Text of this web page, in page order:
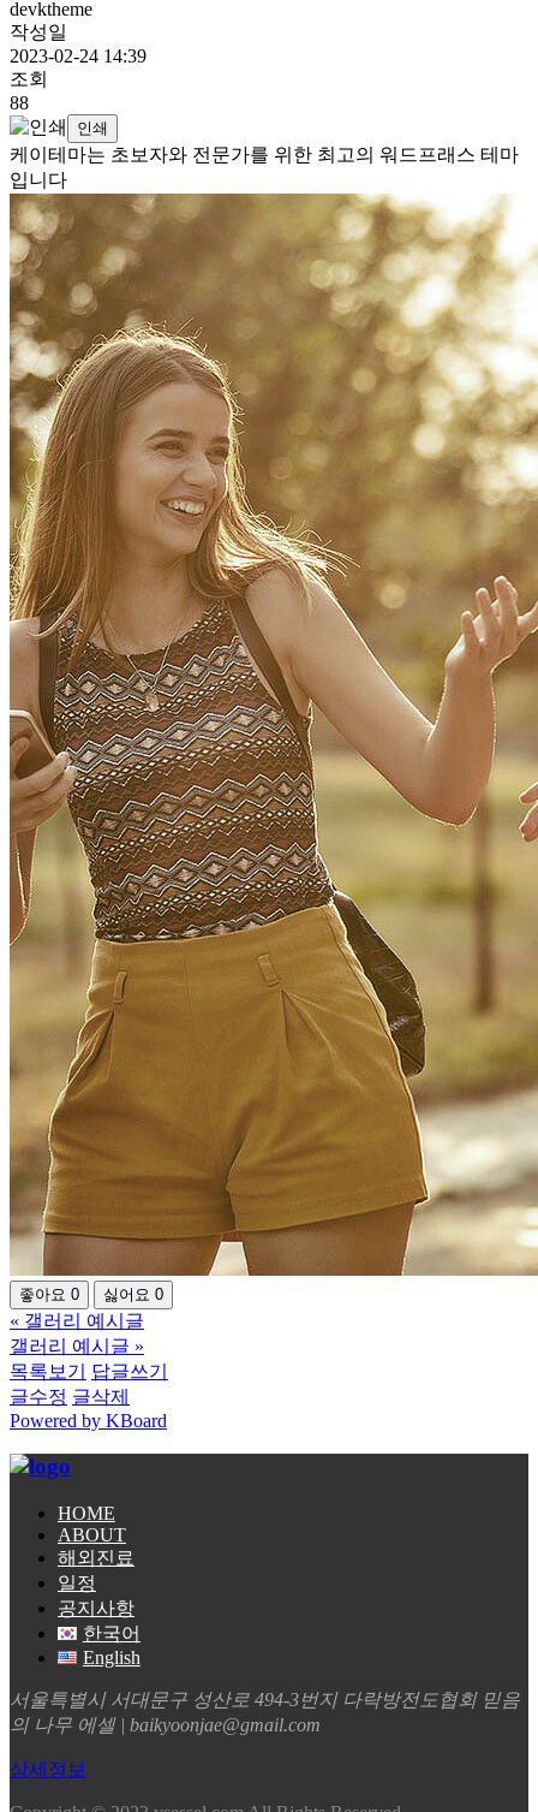
devktheme
작성일
2023-02-24 14:39
조회
88
인쇄
케이테마는 초보자와 전문가를 위한 최고의 워드프래스 테마
입니다
좋아요 0 싫어요 0
« 갤러리 예시글
갤러리 예시글 »
목록보기
답글쓰기
글수정 글삭제
Powered by KBoard
HOME
ABOUT
해외진료
일정
공지사항
한국어
English
서울특별시 서대문구 성산로 494-3번지 다락방전도협회 믿음
의 나무 에셀 | baikyoonjae@gmail.com
상세정보